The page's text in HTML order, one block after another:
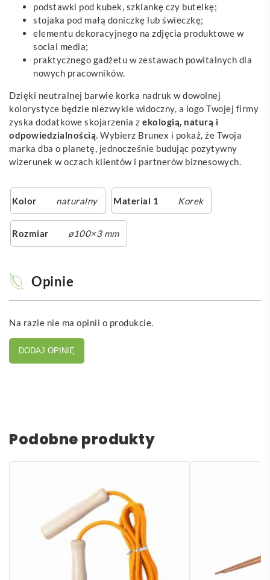
podstawki pod kubek, szklankę czy butelkę;
stojaka pod małą doniczkę lub świeczkę;
elementu dekoracyjnego na zdjęcia produktowe w
social media;
praktycznego gadżetu w zestawach powitalnych dla
nowych pracowników.
Dzięki neutralnej barwie korka nadruk w dowolnej
kolorystyce będzie niezwykle widoczny, a logo Twojej firmy
zyska dodatkowe skojarzenia z ekologią, naturą i
odpowiedzialnością. Wybierz Brunex i pokaż, że Twoja
marka dba o planetę, jednocześnie budując pozytywny
wizerunek w oczach klientów i partnerów biznesowych.
Kolor naturalny Material 1 Korek
Rozmiar ø100×3 mm
Opinie
Na razie nie ma opinii o produkcie.
DODAJ OPINIĘ
Podobne produkty